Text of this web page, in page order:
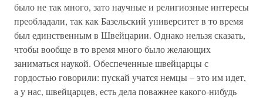
было не так много, зато научные и религиозные интересы
преобладали, так как Базельский университет в то время
был единственным в Швейцарии. Однако нельзя сказать,
чтобы вообще в то время много было желающих
заниматься наукой. Обеспеченные швейцарцы с
гордостью говорили: пускай учатся немцы – это им идет,
а у нас, швейцарцев, есть дела поважнее какого-нибудь